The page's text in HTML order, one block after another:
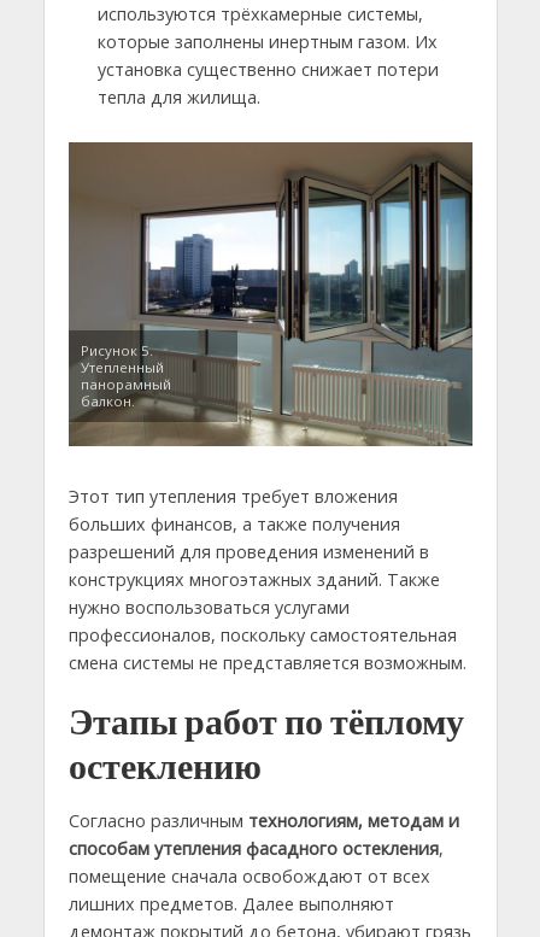
используются трёхкамерные системы,
которые заполнены инертным газом. Их
установка существенно снижает потери
тепла для жилища.
Рисунок 5.
Утепленный
панорамный
балкон.
Этот тип утепления требует вложения
больших финансов, а также получения
разрешений для проведения изменений в
конструкциях многоэтажных зданий. Также
нужно воспользоваться услугами
профессионалов, поскольку самостоятельная
смена системы не представляется возможным.
Этапы работ по тёплому
остеклению
Согласно различным технологиям, методам и
способам утепления фасадного остекления,
помещение сначала освобождают от всех
лишних предметов. Далее выполняют
демонтаж покрытий до бетона, убирают грязь